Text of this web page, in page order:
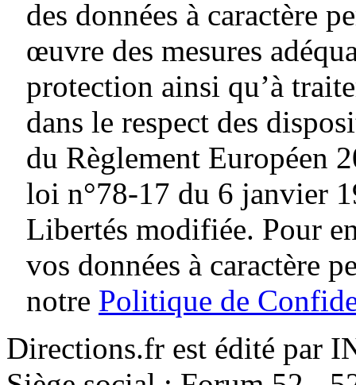
des données à caractère
œuvre des mesures
protection ainsi qu’à
dans le respect des
du Règlement Européen
loi n°78-17 du 6 janvier
Libertés modifiée. Pour
vos données à caractère
notre Politique de
Directions.fr est édité par